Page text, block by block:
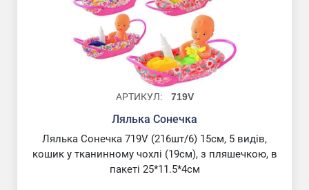
АРТИКУЛ: 719V
Лялька Сонечка
Лялька Сонечка 719V (216шт/6) 15см, 5 видів,
кошик у тканинному чохлі (19см), з пляшечкою, в
пакеті 25*11.5*4см